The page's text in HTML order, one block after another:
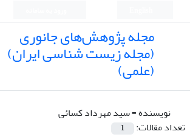
مجله پژوهش‌های جانوری
(مجله زیست شناسی ایران)
(علمی)
نویسنده =سید مهرداد کسائی
تعداد مقالات:
1